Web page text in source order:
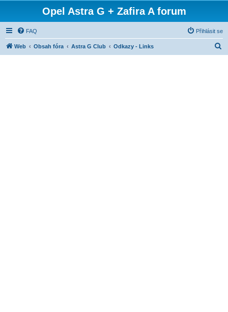
Opel Astra G + Zafira A forum
FAQ Přihlásit se
Web Obsah fóra Astra G Club Odkazy - Links